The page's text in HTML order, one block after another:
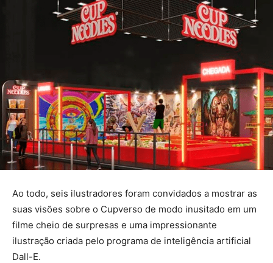
Ao todo, seis ilustradores foram convidados a mostrar as
suas visões sobre o Cupverso de modo inusitado em um
filme cheio de surpresas e uma impressionante
ilustração criada pelo programa de inteligência artificial
Dall-E.